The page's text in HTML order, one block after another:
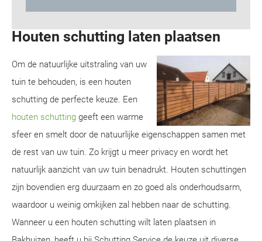
Houten schutting laten plaatsen
Om de natuurlijke uitstraling van uw
tuin te behouden, is een houten
schutting de perfecte keuze. Een
houten schutting geeft een warme
sfeer en smelt door de natuurlijke eigenschappen samen met
de rest van uw tuin. Zo krijgt u meer privacy en wordt het
natuurlijk aanzicht van uw tuin benadrukt. Houten schuttingen
zijn bovendien erg duurzaam en zo goed als onderhoudsarm,
waardoor u weinig omkijken zal hebben naar de schutting.
Wanneer u een houten schutting wilt laten plaatsen in